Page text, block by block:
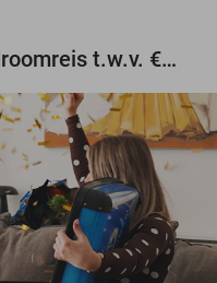
Maak gratis kans op een droomreis t.w.v. €3.000!